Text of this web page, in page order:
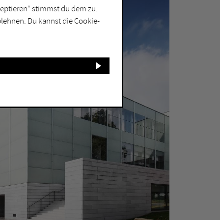
stimmst du dem zu.
Du kannst die Cookie-